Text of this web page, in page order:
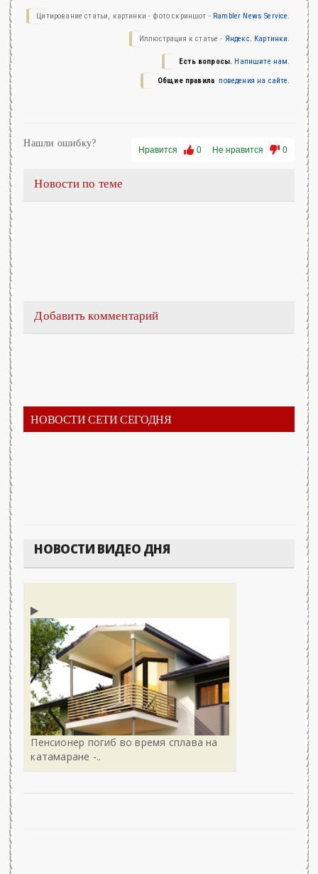
Цитирование статьи, картинки - фото скриншот - Rambler News Service.
Иллюстрация к статье - Яндекс. Картинки.
Есть вопросы. Напишите нам.
Общие правила поведения на сайте.
Нравится 0 Не нравится 0
Нашли ошибку?
Новости по теме
Добавить комментарий
НОВОСТИ СЕТИ СЕГОДНЯ
НОВОСТИ ВИДЕО ДНЯ
Пенсионер погиб во время сплава на
катамаране -..